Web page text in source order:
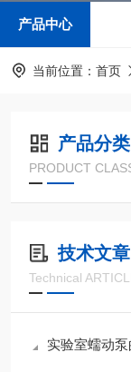
产品中心
当前位置： 首页
产品分类
PRODUCT
技术文章
Technical
实验室蠕动